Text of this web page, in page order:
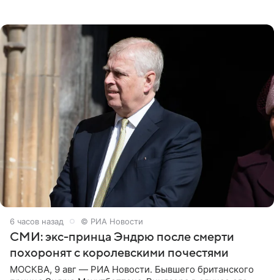
6 часов назад © РИА Новости
СМИ: экс-принца Эндрю после смерти
похоронят с королевскими почестями
МОСКВА, 9 авг — РИА Новости. Бывшего британского